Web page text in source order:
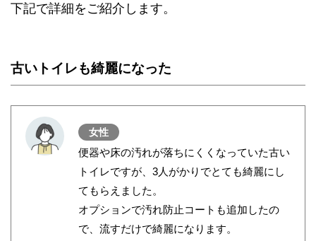
下記で詳細をご紹介します。
古いトイレも綺麗になった
女性
便器や床の汚れが落ちにくくなっていた古い
トイレですが、3人がかりでとても綺麗にし
てもらえました。
オプションで汚れ防止コートも追加したの
で、流すだけで綺麗になります。